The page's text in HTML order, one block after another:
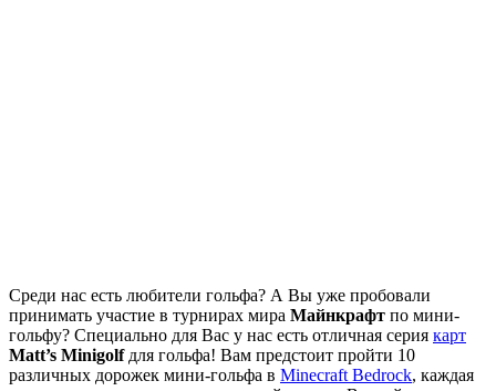
Среди нас есть любители гольфа? А Вы уже пробовали
принимать участие в турнирах мира Майнкрафт по мини-
гольфу? Специально для Вас у нас есть отличная серия карт
Matt’s Minigolfдля гольфа! Вам предстоит пройти 10
различных дорожек мини-гольфа в Minecraft Bedrock, каждая